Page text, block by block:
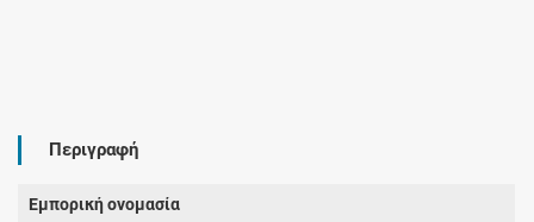
Περιγραφή
Εμπορική ονομασία